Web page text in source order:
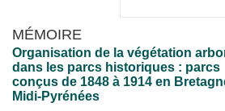
MÉMOIRE
Organisation de la végétation
dans les parcs historiques : parcs
conçus de 1848 à 1914 en
Midi-Pyrénées